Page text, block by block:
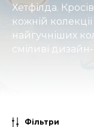
Хетфілда.
кожній
найгучніших
сміливі
Фільтри